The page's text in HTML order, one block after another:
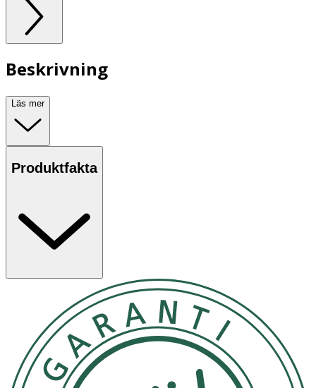
Beskrivning
Läs mer
Produktfakta